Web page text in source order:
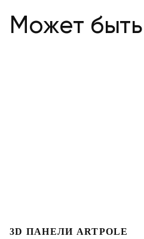
Может
3D ПАНЕЛИ ARTPOLE